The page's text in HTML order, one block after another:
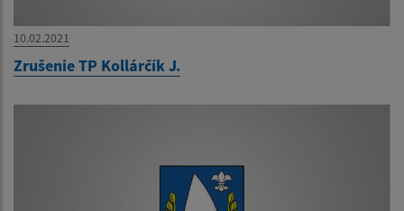
10.02.2021
Zrušenie TP Kollárčík J.